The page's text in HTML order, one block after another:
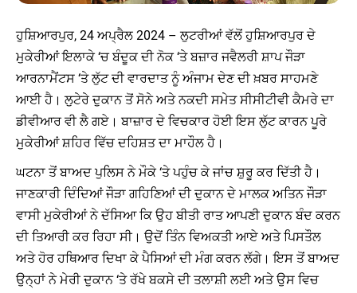
ਹੁਸ਼ਿਆਰਪੁਰ, 24 ਅਪ੍ਰੈਲ 2024 – ਲੁਟਰੀਆਂ ਵੱਲੋਂ ਹੁਸ਼ਿਆਰਪੁਰ ਦੇ
ਮੁਕੇਰੀਆਂ ਇਲਾਕੇ ‘ਚ ਬੰਦੂਕ ਦੀ ਨੋਕ ‘ਤੇ ਬਜ਼ਾਰ ਜਵੈਲਰੀ ਸ਼ਾਪ ਜੌੜਾ
ਆਰਨਾਮੈਂਟਸ ‘ਤੇ ਲੁੱਟ ਦੀ ਵਾਰਦਾਤ ਨੂੰ ਅੰਜਾਮ ਦੇਣ ਦੀ ਖ਼ਬਰ ਸਾਹਮਣੇ
ਆਈ ਹੈ। ਲੁਟੇਰੇ ਦੁਕਾਨ ਤੋਂ ਸੋਨੇ ਅਤੇ ਨਕਦੀ ਸਮੇਤ ਸੀਸੀਟੀਵੀ ਕੈਮਰੇ ਦਾ
ਡੀਵੀਆਰ ਵੀ ਲੈ ਗਏ। ਬਾਜ਼ਾਰ ਦੇ ਵਿਚਕਾਰ ਹੋਈ ਇਸ ਲੁੱਟ ਕਾਰਨ ਪੂਰੇ
ਮੁਕੇਰੀਆਂ ਸ਼ਹਿਰ ਵਿੱਚ ਦਹਿਸ਼ਤ ਦਾ ਮਾਹੌਲ ਹੈ।
ਘਟਨਾ ਤੋਂ ਬਾਅਦ ਪੁਲਿਸ ਨੇ ਮੌਕੇ ‘ਤੇ ਪਹੁੰਚ ਕੇ ਜਾਂਚ ਸ਼ੁਰੂ ਕਰ ਦਿੱਤੀ ਹੈ।
ਜਾਣਕਾਰੀ ਦਿੰਦਿਆਂ ਜੌੜਾ ਗਹਿਣਿਆਂ ਦੀ ਦੁਕਾਨ ਦੇ ਮਾਲਕ ਅਤਿਨ ਜੌੜਾ
ਵਾਸੀ ਮੁਕੇਰੀਆਂ ਨੇ ਦੱਸਿਆ ਕਿ ਉਹ ਬੀਤੀ ਰਾਤ ਆਪਣੀ ਦੁਕਾਨ ਬੰਦ ਕਰਨ
ਦੀ ਤਿਆਰੀ ਕਰ ਰਿਹਾ ਸੀ। ਉਦੋਂ ਤਿੰਨ ਵਿਅਕਤੀ ਆਏ ਅਤੇ ਪਿਸਤੌਲ
ਅਤੇ ਹੋਰ ਹਥਿਆਰ ਦਿਖਾ ਕੇ ਪੈਸਿਆਂ ਦੀ ਮੰਗ ਕਰਨ ਲੱਗੇ। ਇਸ ਤੋਂ ਬਾਅਦ
ਉਨ੍ਹਾਂ ਨੇ ਮੇਰੀ ਦੁਕਾਨ ‘ਤੇ ਰੱਖੇ ਬਕਸੇ ਦੀ ਤਲਾਸ਼ੀ ਲਈ ਅਤੇ ਉਸ ਵਿਚ